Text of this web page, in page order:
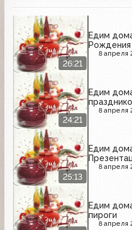
26:21
Едим
Рождения
8 апреля
24:21
Едим
8 апреля
25:13
Едим
8 апреля
Едим
пироги
8 апреля